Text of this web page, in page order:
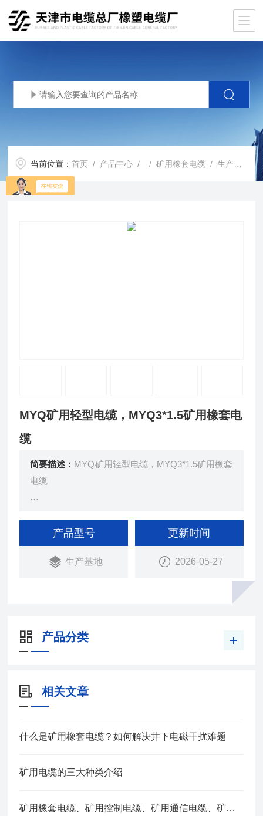
当前位置：首页 / 产品中心 / /矿用橡套电缆 / 生产基地MYQ矿用轻型电缆，MYQ3*1.5矿用橡套电缆
MYQ矿用轻型电缆，MYQ3*1.5矿用橡套电
缆
简要描述： MYQ矿用轻型电缆，MYQ3*1.5矿用橡套
电缆
9-2009 本产品适用于额定电压0.3/0.5KV及以下煤矿
用轻型移动橡套软电缆。
产品型号
生产基地
更新时间
2026-05-27
产品分类
相关文章
什么是矿用橡套电缆？如何解决井下电磁干扰难题
矿用电缆的三大种类介绍
矿用橡套电缆、矿用控制电缆、矿用通信电缆、矿用电力电缆、矿用计算机电缆区别，看完不选错